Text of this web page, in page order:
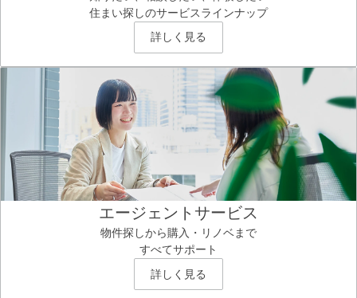
住まい探しのサービスラインナップ
詳しく見る
エージェントサービス
物件探しから購入・リノベまで
すべてサポート
詳しく見る